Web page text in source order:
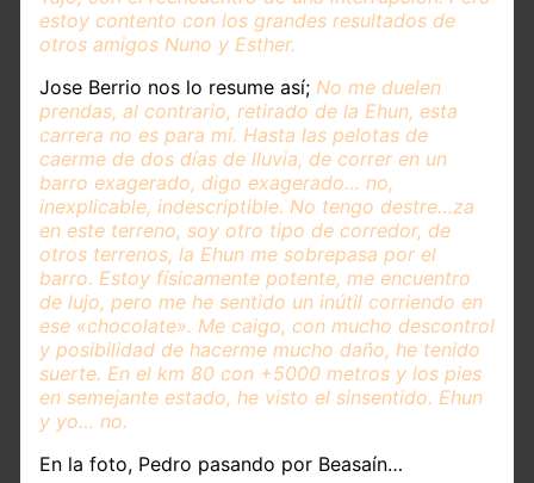
estoy contento con los grandes resultados de
otros amigos Nuno y Esther.
Jose Berrio nos lo resume así; No me duelen
prendas, al contrario, retirado de la Ehun, esta
carrera no es para mí. Hasta las pelotas de
caerme de dos días de lluvia, de correr en un
barro exagerado, digo exagerado… no,
inexplicable, indescriptible. No tengo destre…za
en este terreno, soy otro tipo de corredor, de
otros terrenos, la Ehun me sobrepasa por el
barro. Estoy físicamente potente, me encuentro
de lujo, pero me he sentido un inútil corriendo en
ese «chocolate». Me caigo, con mucho descontrol
y posibilidad de hacerme mucho daño, he tenido
suerte. En el km 80 con +5000 metros y los pies
en semejante estado, he visto el sinsentido. Ehun
y yo… no.
En la foto, Pedro pasando por Beasaín…